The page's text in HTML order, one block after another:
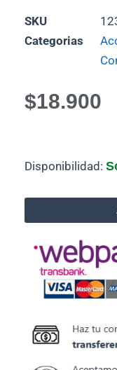
SKU
Categorias
$18.900
Disponibilidad:
Cable
Magnético
De
Datos